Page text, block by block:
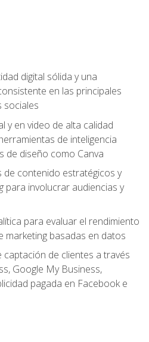
digital sólida y una
en las principales
sociales
y en video de alta calidad
de inteligencia
de diseño como Canva
de contenido estratégicos y
para involucrar audiencias y
para evaluar el rendimiento
marketing basadas en datos
captación de clientes a través
Google My Business,
pagada en Facebook e